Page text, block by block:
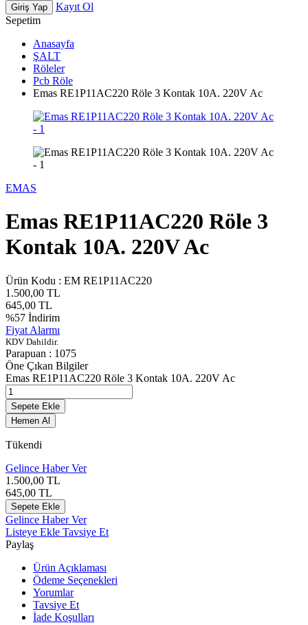
Giriş Yap
Kayıt Ol
Sepetim
Anasayfa
ŞALT
Röleler
Pcb Röle
Emas RE1P11AC220 Röle 3 Kontak 10A. 220V Ac
EMAS
Emas RE1P11AC220 Röle 3
Kontak 10A. 220V Ac
Ürün Kodu : EM RE1P11AC220
1.500,00 TL
645,00 TL
%57 İndirim
Fiyat Alarmı
KDV Dahildir.
Parapuan : 1075
Öne Çıkan Bilgiler
Emas RE1P11AC220 Röle 3 Kontak 10A. 220V Ac
Sepete Ekle
Hemen Al
Tükendi
Gelince Haber Ver
1.500,00 TL
645,00 TL
Sepete Ekle
Gelince Haber Ver
Listeye Ekle Tavsiye Et
Paylaş
Ürün Açıklaması
Ödeme Seçenekleri
Yorumlar
Tavsiye Et
İade Koşulları